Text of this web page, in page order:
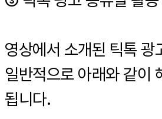
영상에서 소개된 틱톡 광
일반적으로 아래와 같이
됩니다.